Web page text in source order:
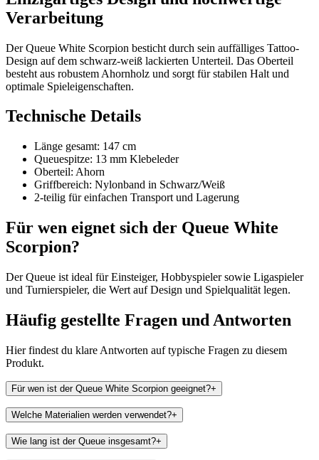
Verarbeitung
Der Queue White Scorpion besticht durch sein auffälliges Tattoo-
Design auf dem schwarz-weiß lackierten Unterteil. Das Oberteil
besteht aus robustem Ahornholz und sorgt für stabilen Halt und
optimale Spieleigenschaften.
Technische Details
Länge gesamt: 147 cm
Queuespitze: 13 mm Klebeleder
Oberteil: Ahorn
Griffbereich: Nylonband in Schwarz/Weiß
2-teilig für einfachen Transport und Lagerung
Für wen eignet sich der Queue White
Scorpion?
Der Queue ist ideal für Einsteiger, Hobbyspieler sowie Ligaspieler
und Turnierspieler, die Wert auf Design und Spielqualität legen.
Häufig gestellte Fragen und Antworten
Hier findest du klare Antworten auf typische Fragen zu diesem
Produkt.
Für wen ist der Queue White Scorpion geeignet?+
Welche Materialien werden verwendet?+
Wie lang ist der Queue insgesamt?+